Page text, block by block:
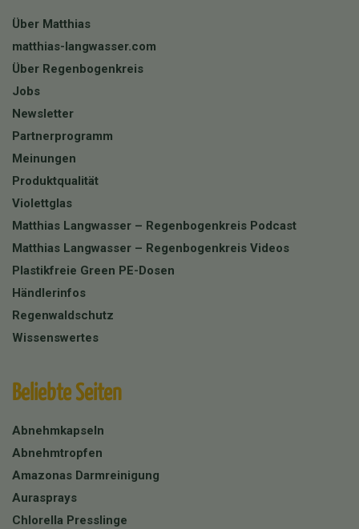
Über Matthias
matthias-langwasser.com
Über Regenbogenkreis
Jobs
Newsletter
Partnerprogramm
Meinungen
Produktqualität
Violettglas
Matthias Langwasser – Regenbogenkreis Podcast
Matthias Langwasser – Regenbogenkreis Videos
Plastikfreie Green PE-Dosen
Händlerinfos
Regenwaldschutz
Wissenswertes
Beliebte Seiten
Abnehmkapseln
Abnehmtropfen
Amazonas Darmreinigung
Aurasprays
Chlorella Presslinge